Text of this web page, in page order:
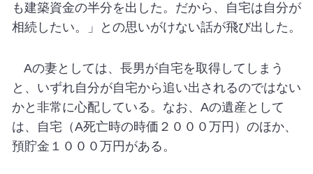
も建築資金の半分を出した。だから、自宅は自分が
相続したい。」との思いがけない話が飛び出した。
Aの妻としては、長男が自宅を取得してしまう
と、いずれ自分が自宅から追い出されるのではない
かと非常に心配している。なお、 Aの遺産として
は、自宅（A死亡時の時価２０００万円）のほか、
預貯金１０００万円がある。